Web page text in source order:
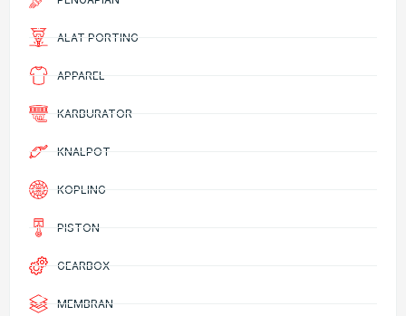
ALAT PORTING
APPAREL
KARBURATOR
KNALPOT
KOPLING
PISTON
GEARBOX
MEMBRAN